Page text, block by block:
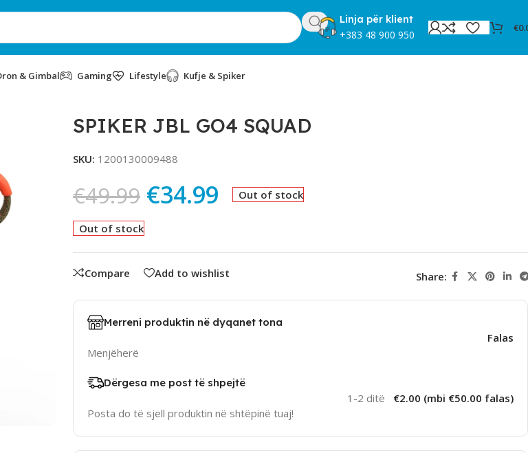
Linja për klient
+383 48 900 950
€
& Gimbal Gaming Lifestyle Kufje & Spiker
SPIKER JBL GO4 SQUAD
SKU: 1200130009488
€49.99 €34.99 Out of stock
Out of stock
Compare Add to wishlist Share:
Merreni produktin në dyqanet tona
Menjëherë
Falas
Dërgesa me post të shpejtë
Posta do të sjell produktin në shtëpinë tuaj!
1-2 ditë €2.00 (mbi €50.00 falas)